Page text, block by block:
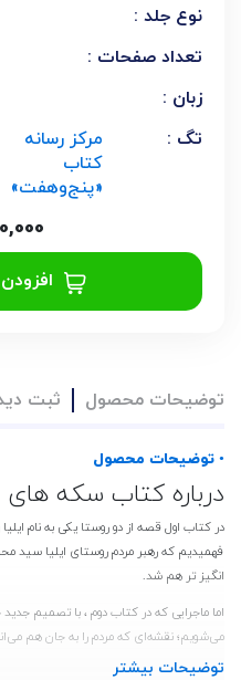
نوع جلد :
تعداد صفحات :
زبان :
تگ :
مرکز رسانه
کتاب
«پنج‌و‌هفت»
توضیحات محصول ثبت
• توضیحات محصول
درباره کتاب سکه های
در کتاب اول قصه از دو روستا یکی به نام
فهمیدیم که رهبر مردم روستای ایلیا سید
انگیز تر هم شد.
اما ماجرایی که در کتاب دوم ، با تصمیم
می‌شویم؛ نقشه‌ای که مردم را به جان هم
جدید شیوع ربا است.
توضیحات بیشتر